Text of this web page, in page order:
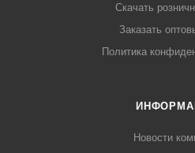
Скачать
Заказать
Политика
Новости